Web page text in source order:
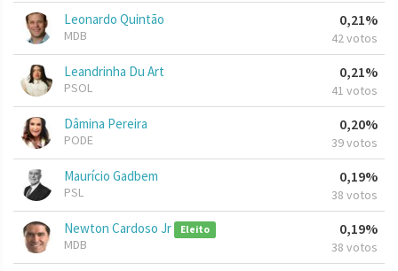
Leonardo Quintão
MDB
0,21%
42 votos
Leandrinha Du Art
PSOL
0,21%
41 votos
Dâmina Pereira
PODE
0,20%
39 votos
Maurício Gadbem
PSL
0,19%
38 votos
Newton Cardoso Jr Eleito
MDB
0,19%
38 votos